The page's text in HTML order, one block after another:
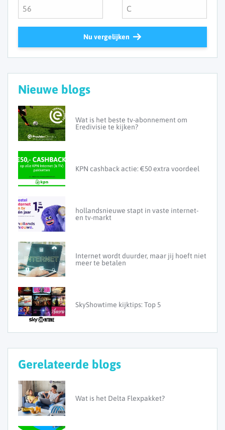
Nu vergelijken
Nieuwe blogs
Wat is het beste tv-abonnement om
Eredivisie te kijken?
KPN cashback actie: €50 extra voordeel
hollandsnieuwe stapt in vaste internet-
en tv-markt
Internet wordt duurder, maar jij hoeft niet
meer te betalen
SkyShowtime kijktips: Top 5
Gerelateerde blogs
Wat is het Delta Flexpakket?